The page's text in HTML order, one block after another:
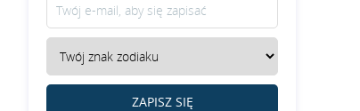
ZAPISZ SIĘ